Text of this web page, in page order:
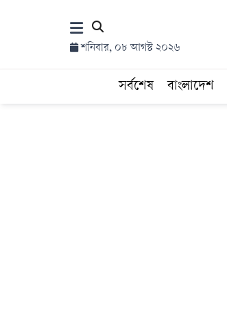
শনিবার, ০৮ আগস্ট ২০২৬
সর্বশেষ বাংলাদেশ